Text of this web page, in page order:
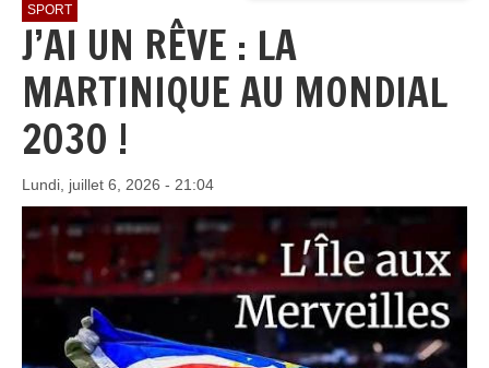
SPORT
J’AI UN RÊVE : LA
MARTINIQUE AU MONDIAL
2030 !
Lundi, juillet 6, 2026 - 21:04